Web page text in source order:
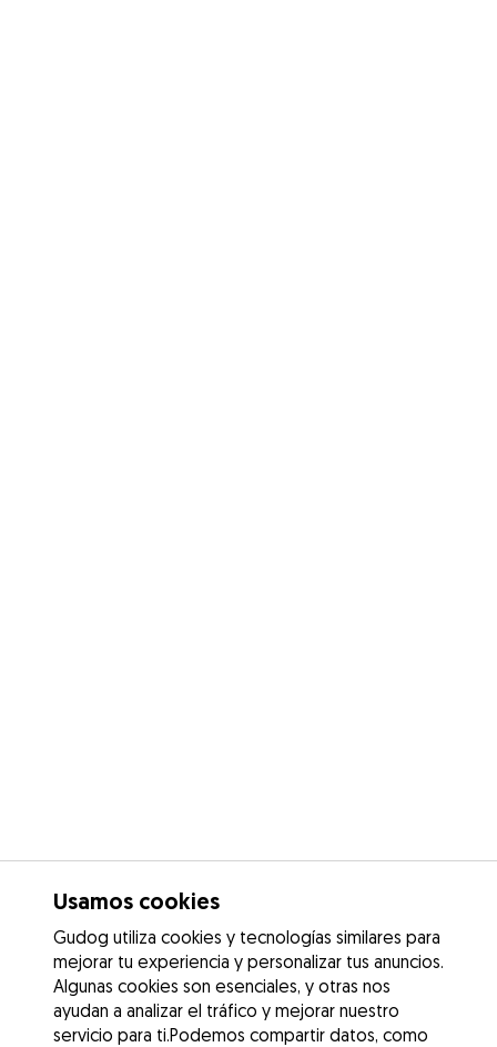
Usamos cookies
Gudog utiliza cookies y tecnologías similares para
mejorar tu experiencia y personalizar tus anuncios.
Algunas cookies son esenciales, y otras nos
ayudan a analizar el tráfico y mejorar nuestro
servicio para ti.Podemos compartir datos, como